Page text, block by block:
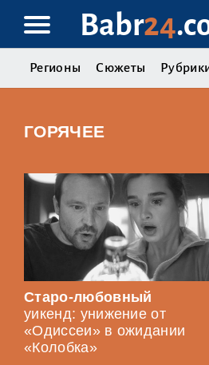
Babr24
Регионы Сюжеты
ГОРЯЧЕЕ
Старо-любовный
уикенд: унижение от
«Одиссеи» в ожидании
«Колобка»